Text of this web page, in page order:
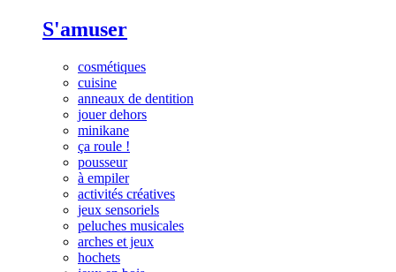
S'amuser
cosmétiques
cuisine
anneaux de dentition
jouer dehors
minikane
ça roule !
pousseur
à empiler
activités créatives
jeux sensoriels
peluches musicales
arches et jeux
hochets